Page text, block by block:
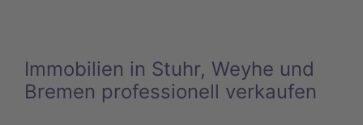
Immobilien in Stuhr, Weyhe und
Bremen professionell verkaufen